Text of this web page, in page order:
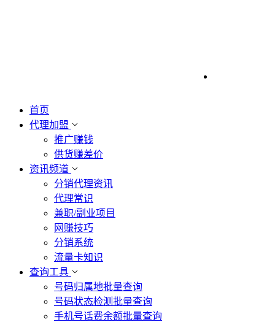
首页
代理加盟
推广赚钱
供货赚差价
资讯频道
分销代理资讯
代理常识
兼职/副业项目
网赚技巧
分销系统
流量卡知识
查询工具
号码归属地批量查询
号码状态检测批量查询
手机号话费余额批量查询